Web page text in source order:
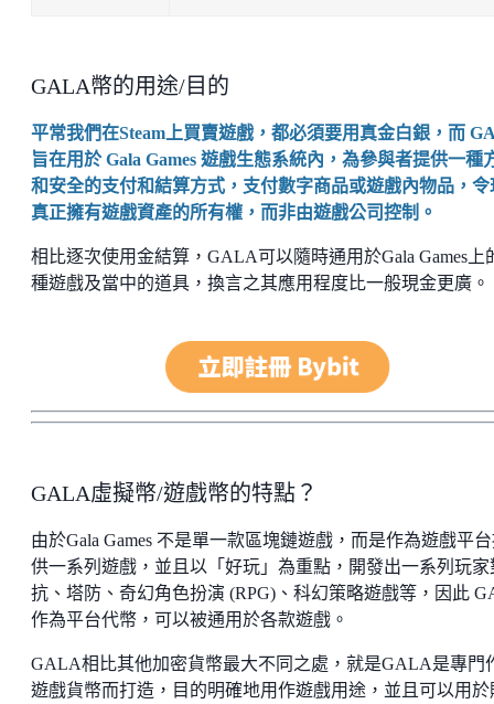
GALA幣的用途/目的
平常我們在Steam上買賣遊戲，都必須要用真金白銀，而
旨在用於 Gala Games 遊戲生態系統內，為參與者提供一種
和安全的支付和結算方式，支付數字商品或遊戲內物品，令
真正擁有遊戲資產的所有權，而非由遊戲公司控制。
相比逐次使用金結算，GALA可以隨時通用於Gala Games上
種遊戲及當中的道具，換言之其應用程度比一般現金更廣。
GALA虛擬幣/遊戲幣的特點？
由於Gala Games 不是單一款區塊鏈遊戲，而是作為遊戲平
供一系列遊戲，並且以「好玩」為重點，開發出一系列玩家
抗、塔防、奇幻角色扮演 (RPG)、科幻策略遊戲等，因此
作為平台代幣，可以被通用於各款遊戲。
GALA相比其他加密貨幣最大不同之處，就是GALA是專門
遊戲貨幣而打造，目的明確地用作遊戲用途，並且可以用於